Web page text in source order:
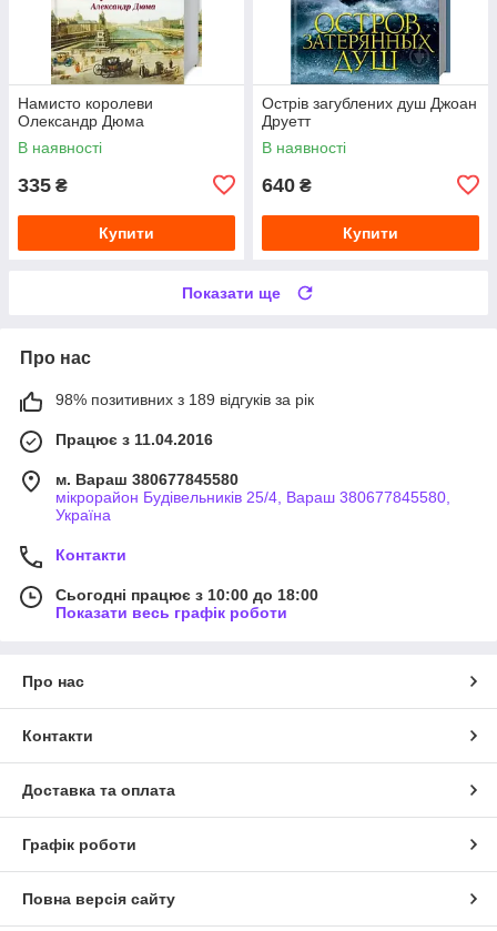
Намисто королеви
Олександр Дюма
В наявності
335 ₴
Купити
Острів загублених душ Джоан
Друетт
В наявності
640 ₴
Купити
Показати ще
Про нас
98% позитивних з 189 відгуків за рік
Працює з 11.04.2016
м. Вараш 380677845580
мікрорайон Будівельників 25/4, Вараш 380677845580,
Україна
Контакти
Сьогодні працює з 10:00 до 18:00
Показати весь графік роботи
Про нас
Контакти
Доставка та оплата
Графік роботи
Повна версія сайту